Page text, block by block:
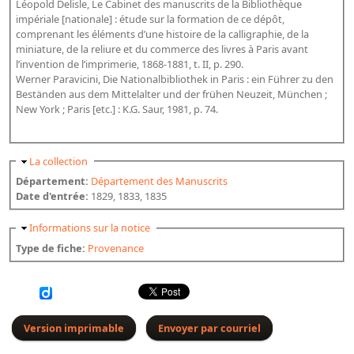
Bibliographie historique de la Bibliothèque nationale de
France
Dictionnaire de la BnF
Dictionnaire BnF : recherche avancée
Dictionnaire BnF : index
Dictionnaire des fonds spéciaux et des principales collections et
provenances
Recherche de fonds, collections et provenances
Explorer
Rapports d'activité de la Bibliothèque
Répertoire
Léopold Delisle, Le Cabinet des manuscrits de la Bibliothèque
impériale [nationale] : étude sur la formation de ce dépôt,
comprenant les éléments d’une histoire de la calligraphie, de la
miniature, de la reliure et du commerce des livres à Paris avant
l’invention de l’imprimerie, 1868-1881, t. II, p. 290.
Werner Paravicini, Die Nationalbibliothek in Paris : ein Führer zu den
Beständen aus dem Mittelalter und der frühen Neuzeit, München ;
New York ; Paris [etc.] : K.G. Saur, 1981, p. 74.
Masquer
La collection
Département: Département des Manuscrits
Date d'entrée: 1829, 1833, 1835
Masquer
Informations sur la notice
Type de fiche: Provenance
Version imprimable Envoyer par courriel